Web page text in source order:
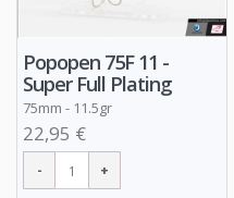
Popopen 75F 11 -
Super Full Plating
75mm - 11.5gr
22,95 €